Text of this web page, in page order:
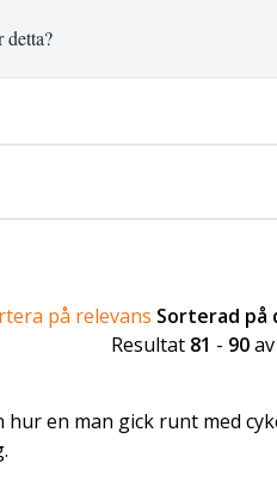
detta?
på relevans Sorterad på
Resultat 81 - 90av
en man gick runt med